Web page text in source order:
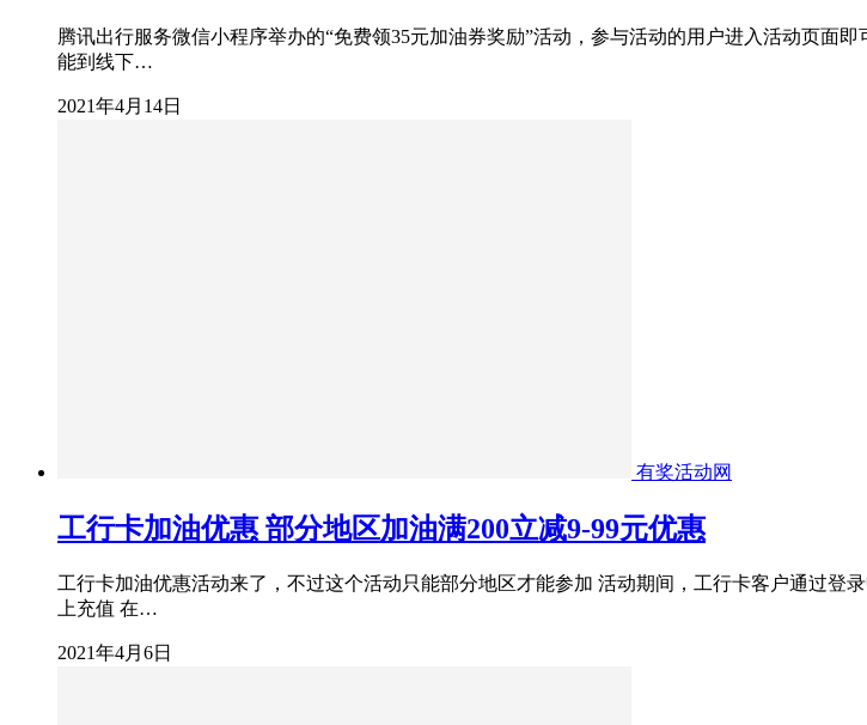
腾讯出行服务微信小程序举办的“免费领35元加油券奖励”活动，参与活动的用户进入活动页面
能到线下…
2021年4月14日
有奖活动网
工行卡加油优惠 部分地区加油满200立减9-99元优惠
工行卡加油优惠活动来了，不过这个活动只能部分地区才能参加 活动期间，工行卡客户通过登
上充值 在…
2021年4月6日